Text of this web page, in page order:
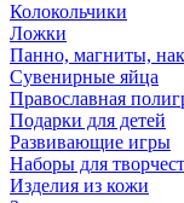
Колокольчики
Ложки
Панно, магниты,
Сувенирные яйца
Православная
Подарки для детей
Развивающие игры
Наборы для
Изделия из кожи